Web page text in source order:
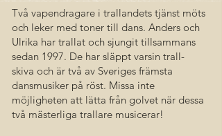
Två vapendragare i trallandets tjänst möts
och leker med toner till dans. Anders och
Ulrika har trallat och sjungit tillsammans
sedan 1997. De har släppt varsin trall-
skiva och är två av Sveriges främsta
dansmusiker på röst. Missa inte
möjligheten att lätta från golvet när dessa
två mästerliga trallare musicerar!